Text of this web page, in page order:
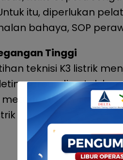
itu, diperlukan
bahaya, SOP
Tinggi
teknisi K3 listrik
grounding tak
aman